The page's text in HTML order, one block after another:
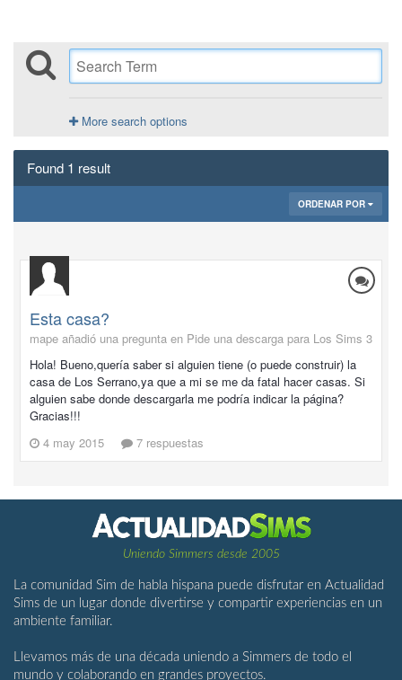
More search options
Found 1 result
ORDENAR POR
Esta casa?
mape añadió una pregunta en Pide una descarga para Los Sims 3
Hola! Bueno,quería saber si alguien tiene (o puede construir) la
casa de Los Serrano,ya que a mi se me da fatal hacer casas. Si
alguien sabe donde descargarla me podría indicar la página?
Gracias!!!
4 may 2015
7 respuestas
Uniendo Simmers desde 2005
La comunidad Sim de habla hispana puede disfrutar en Actualidad
Sims de un lugar donde divertirse y compartir experiencias en un
ambiente familiar.
Llevamos más de una década uniendo a Simmers de todo el
mundo y colaborando en grandes proyectos.